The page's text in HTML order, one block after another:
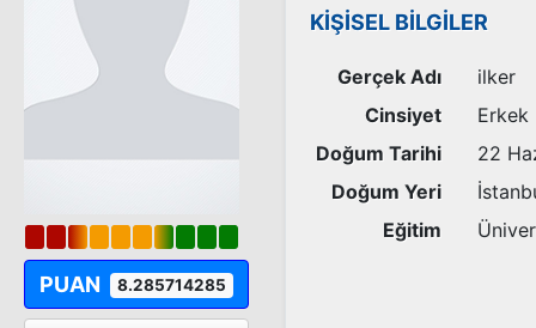
PUAN 8.285714285
KİŞİSEL BİLGİLER
Gerçek Adı
ilker
Cinsiyet
Erkek
Doğum Tarihi
22
Doğum Yeri
Eğitim